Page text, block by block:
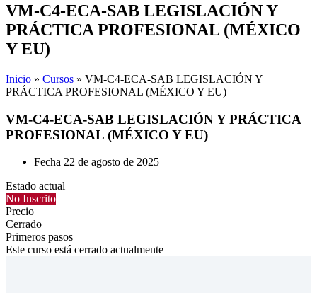
VM-C4-ECA-SAB LEGISLACIÓN Y
PRÁCTICA PROFESIONAL (MÉXICO
Y EU)
Inicio » Cursos » VM-C4-ECA-SAB LEGISLACIÓN Y
PRÁCTICA PROFESIONAL (MÉXICO Y EU)
VM-C4-ECA-SAB LEGISLACIÓN Y PRÁCTICA
PROFESIONAL (MÉXICO Y EU)
Fecha 22 de agosto de 2025
Estado actual
No Inscrito
Precio
Cerrado
Primeros pasos
Este curso está cerrado actualmente